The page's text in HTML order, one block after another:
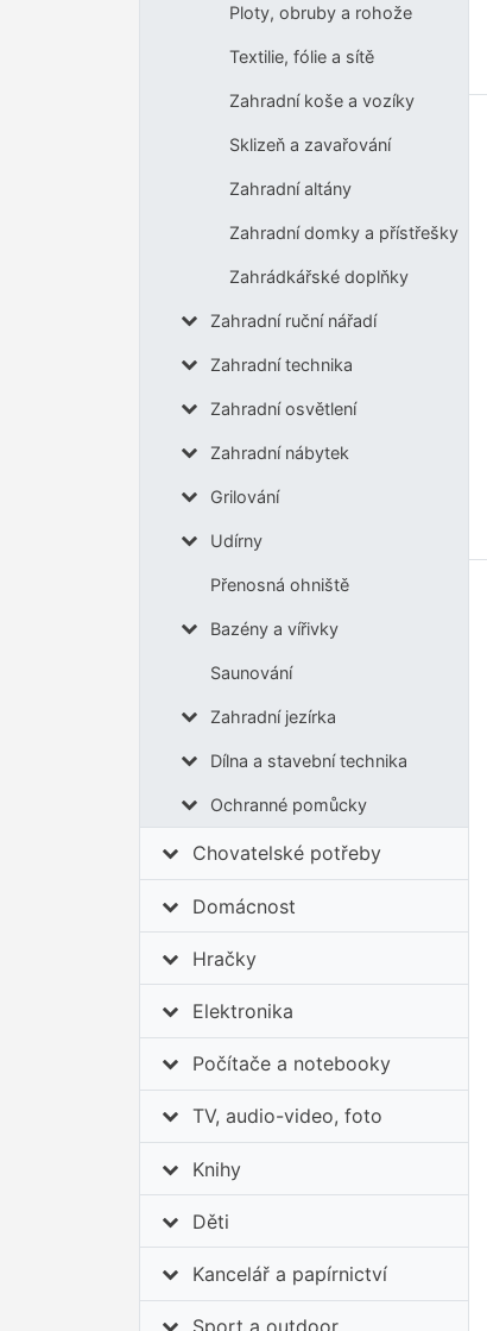
Ploty, obruby a rohože
Textilie, fólie a sítě
Zahradní koše a vozíky
Sklizeň a zavařování
Zahradní altány
Zahradní domky a přístřešky
Zahrádkářské doplňky
Zahradní ruční nářadí
Zahradní technika
Zahradní osvětlení
Zahradní nábytek
Grilování
Udírny
Přenosná ohniště
Bazény a vířivky
Saunování
Zahradní jezírka
Dílna a stavební technika
Ochranné pomůcky
Chovatelské potřeby
Domácnost
Hračky
Elektronika
Počítače a notebooky
TV, audio-video, foto
Knihy
Děti
Kancelář a papírnictví